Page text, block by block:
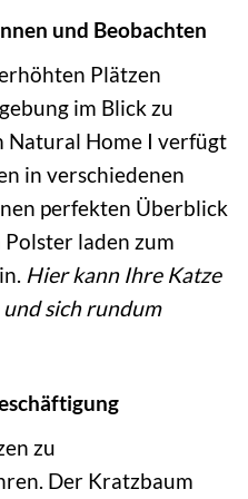
und Beobachten
Plätzen
im Blick zu
Natural Home I verfügt
in verschiedenen
perfekten Überblick
laden zum
Hier kann Ihre Katze
und sich rundum
zu
Der Kratzbaum